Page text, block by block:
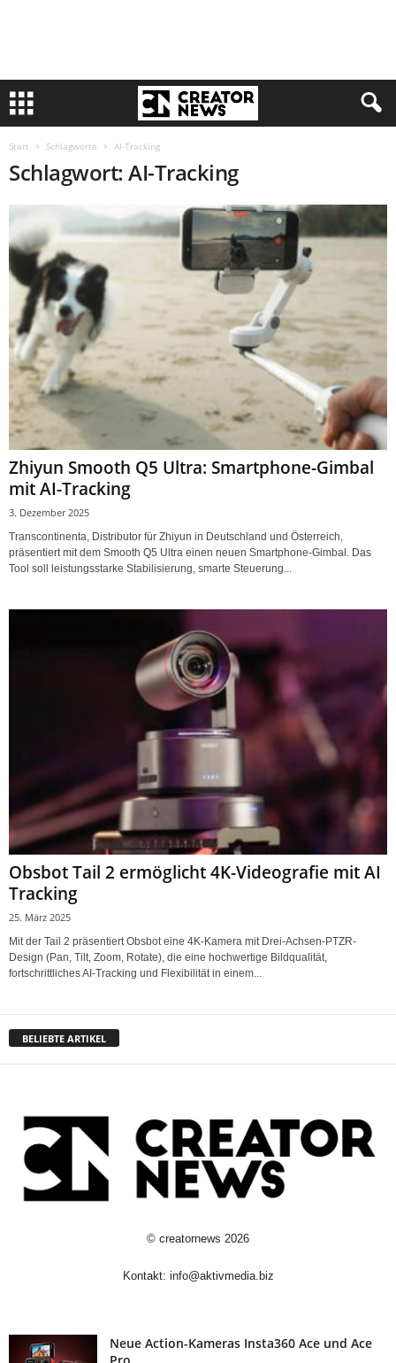
Start Schlagworte AI-Tracking
Schlagwort: AI-Tracking
Zhiyun Smooth Q5 Ultra: Smartphone-Gimbal
mit AI-Tracking
3. Dezember 2025
Transcontinenta, Distributor für Zhiyun in Deutschland und Österreich,
präsentiert mit dem Smooth Q5 Ultra einen neuen Smartphone-Gimbal. Das
Tool soll leistungsstarke Stabilisierung, smarte Steuerung...
Obsbot Tail 2 ermöglicht 4K-Videografie mit AI
Tracking
25. März 2025
Mit der Tail 2 präsentiert Obsbot eine 4K-Kamera mit Drei-Achsen-PTZR-
Design (Pan, Tilt, Zoom, Rotate), die eine hochwertige Bildqualität,
fortschrittliches AI-Tracking und Flexibilität in einem...
BELIEBTE ARTIKEL
© creatornews 2026
Kontakt: info@aktivmedia.biz
Neue Action-Kameras Insta360 Ace und Ace